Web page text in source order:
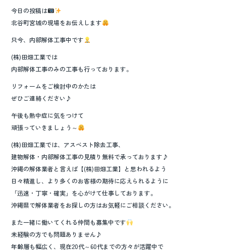
今日の投稿は
北谷町宮城の現場をお伝えします
只今、内部解体工事中です
(株)田畑工業では
内部解体工事のみの工事も行っております。
リフォームをご検討中のかたは
ぜひご連絡ください♪
午後も熱中症に気をつけて
頑張っていきましょう～
(株)田畑工業では、アスベスト除去工事、
建物解体・内部解体工事の見積り無料で承っております♪
沖縄の解体業者と言えば【(株)田畑工業】と思われるよう
日々精進し、より多くのお客様の期待に応えられるように
「迅速・丁寧・確実」を心がけて仕事しております。
沖縄県で解体業者をお探しの方はお気軽にご相談ください。
また一緒に働いてくれる仲間も募集中です
未経験の方でも問題ありません♪
年齢層も幅広く、現在20代～60代までの方々が活躍中で